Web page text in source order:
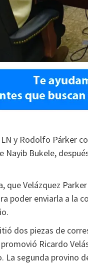
y Rodolfo Párker
Nayib Bukele,
que Velázquez
poder enviarla a la
dos piezas de
Ricardo
La segunda provino